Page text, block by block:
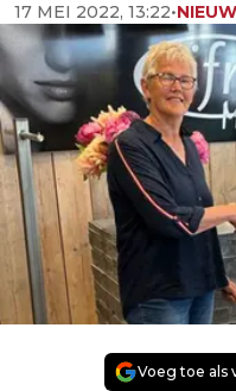
17 MEI 2022, 13:22•
Voeg toe als